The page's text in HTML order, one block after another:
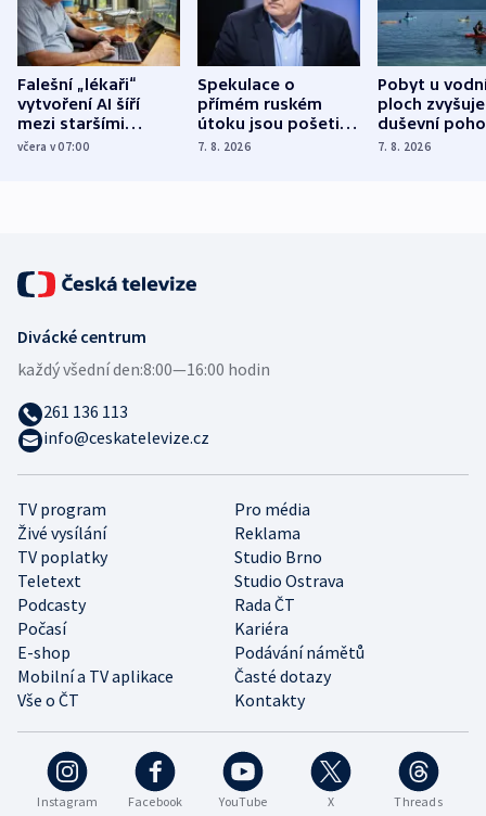
Falešní „lékaři“
vytvoření AI šíří
mezi staršími
Poláky nebezpečné
včera v 07:00
Spekulace o
přímém ruském
útoku jsou pošetilé,
míní estonský
7. 8. 2026
Pobyt u
ploch zvyšuje
duševní
ukázala
7. 8. 2026
Instagram Facebook YouTube X Threads
TV program
Pro média
Živé vysílání
Reklama
TV poplatky
Studio Brno
Teletext
Studio Ostrava
Podcasty
Rada ČT
Počasí
Kariéra
E-shop
Podávání námětů
Mobilní a TV aplikace
Časté dotazy
Vše o ČT
Kontakty
Divácké centrum
každý všední den:8:00—16:00 hodin
261 136 113
info@ceskatelevize.cz